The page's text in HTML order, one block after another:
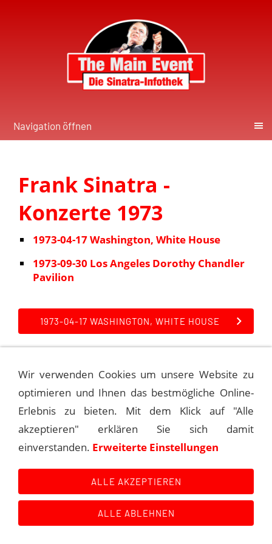
Navigation öffnen
Frank Sinatra -
Konzerte 1973
1973-04-17 Washington, White House
1973-09-30 Los Angeles Dorothy Chandler
Pavilion
1973-04-17 WASHINGTON, WHITE HOUSE
Kontakt Main Event History
Quellen
Impressum
Datenschutzerklärung Links
Wir verwenden Cookies um unsere Website zu
optimieren und Ihnen das bestmögliche Online-
Erlebnis zu bieten. Mit dem Klick auf "Alle
akzeptieren" erklären Sie sich damit
einverstanden. Erweiterte Einstellungen
ALLE AKZEPTIEREN
ALLE ABLEHNEN